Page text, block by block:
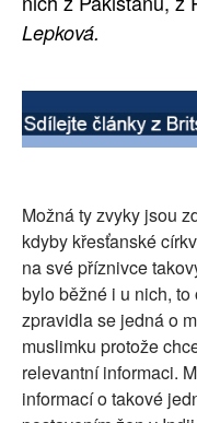
PLNÁ VERZE STRÁNEK
Lepková.
Možná ty zvyky jsou
kdyby křesťanské
na své příznivce
bylo běžné i u nich,
zpravidla se jedná o
muslimku protože
relevantní informaci.
informací o takové